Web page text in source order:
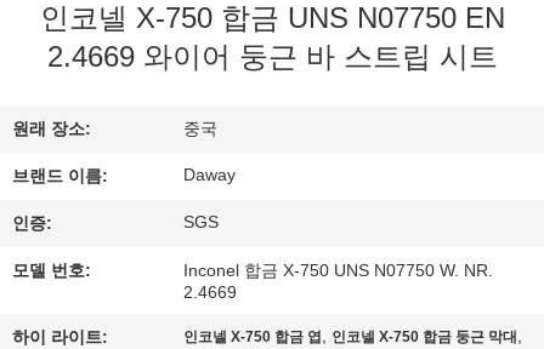
대
하
인코넬 X-750 합금 UNS N07750 EN
2.4669 와이어 둥근 바 스트립 시트
원래 장소: 중국
브랜드 이름: Daway
인증: SGS
모델 번호:
Inconel 합금 X-750 UNS N07750 W. NR.
2.4669
하이 라이트: 인코넬 X-750 합금 엽 , 인코넬 X-750 합금 둥근 막대 ,